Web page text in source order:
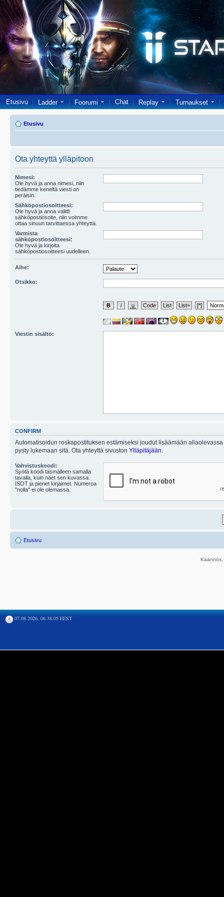
Etusivu Ladder Foorumi Chat Replay Turnaukset
Etusivu
Ota yhteyttä ylläpitoon
Nimesi:
Ole hyvä ja anna nimesi, niin
tiedämme keneltä viesti on
peräisin.
Sähköpostiosoitteesi:
Ole hyvä ja anna validi
sähköpostiosoite, niin voimme
ottaa sinuun tarvittaessa yhteyttä.
Varmista
sähköpostiosoitteesi:
Ole hyvä ja kirjoita
sähköpostiosoitteesi uudelleen.
Aihe:
Otsikko:
Viestin sisältö:
CONFIRM
Automatisoidun roskapostituksen estämiseksi joudut lisäämään
pysty lukemaan sitä. Ota yhteyttä sivuston Ylläpitäjään
Vahvistuskoodi:
Syötä koodi täsmälleen samalla
tavalla, kuin näet sen kuvassa.
ISOT ja pienet kirjaimet. Numeroa
"nolla" ei ole olemassa.
Etusivu
07.08.2026, 06:38:05 EEST